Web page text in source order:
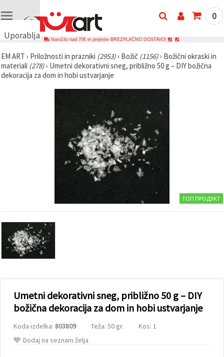
Uporabljamo
🍪
Uporabljamo
piškotke in
prikazujemo
vsebine in
oglase, tudi
s pomočjo
naših
partnerjev
»Sprejmi
vse!« se
lahko
uporabo
vseh
piškotkov.
0
Naročilo nad 70€ in prejmite BREZPLAČNO DOSTAVO!
EM ART › Priložnosti in prazniki (2953)› Božič (1156)› Božični okraski in
materiali (278)› Umetni dekorativni sneg, približno 50 g – DIY božična
dekoracija za dom in hobi ustvarjanje
ТОП ПРОДУКТ
Umetni dekorativni sneg, približno 50 g – DIY
božična dekoracija za dom in hobi ustvarjanje
Koda izdelka: 803809 Teža: 50 gr.
Kos: 1
Dodaj na seznam želja